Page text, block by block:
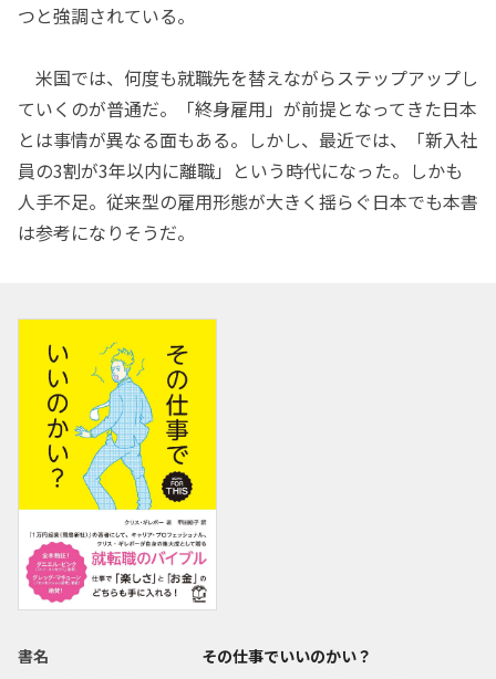
つと強調されている。
米国では、何度も就職先を替えながらステップアップし
ていくのが普通だ。「終身雇用」が前提となってきた日本
とは事情が異なる面もある。しかし、最近では、「新入社
員の3割が3年以内に離職」という時代になった。しかも
人手不足。従来型の雇用形態が大きく揺らぐ日本でも本書
は参考になりそうだ。
書名
その仕事でいいのかい？